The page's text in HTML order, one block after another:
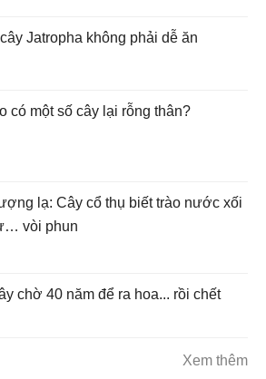
Jatropha không phải dễ ăn
có một số cây lại rỗng thân?
lạ: Cây cổ thụ biết trào nước xối
vòi phun
chờ 40 năm để ra hoa... rồi chết
Xem thêm